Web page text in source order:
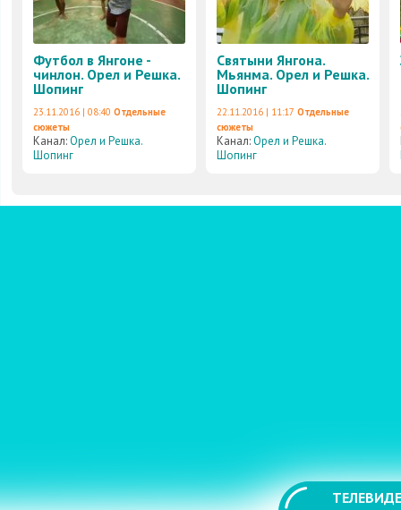
Футбол в Янгоне -
чинлон. Орел и Решка.
Шопинг
23.11.2016 | 08:40 Отдельные
сюжеты
Канал:Орел и Решка.
Шопинг
Святыни Янгона.
Мьянма. Орел и Решка.
Шопинг
22.11.2016 | 11:17 Отдельные
сюжеты
Канал:Орел и Решка.
Шопинг